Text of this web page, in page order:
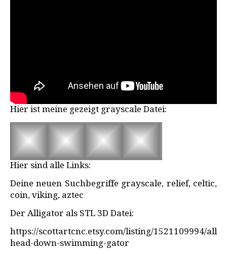
Hier ist meine gezeigt grayscale Datei:
Hier sind alle Links:
Deine neuen Suchbegriffe grayscale, relief, celtic,
coin, viking, aztec
Der Alligator als STL 3D Datei:
https://scottartcnc.etsy.com/listing/1521109994/
head-down-swimming-gator